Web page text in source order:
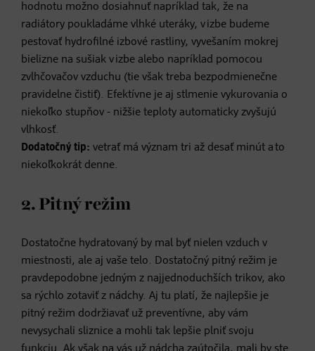
hodnotu možno dosiahnuť napríklad tak, že na
radiátory poukladáme vlhké uteráky, v izbe budeme
pestovať hydrofilné izbové rastliny, vyvešaním mokrej
bielizne na sušiak v izbe alebo napríklad pomocou
zvlhčovačov vzduchu (tie však treba bezpodmienečne
pravidelne čistiť). Efektívne je aj stlmenie vykurovania o
niekoľko stupňov - nižšie teploty automaticky zvyšujú
vlhkosť.
Dodatočný tip: vetrať má význam tri až desať minút a to
niekoľkokrát denne.
2. Pitný režim
Dostatočne hydratovaný by mal byť nielen vzduch v
miestnosti, ale aj vaše telo. Dostatočný pitný režim je
pravdepodobne jedným z najjednoduchších trikov, ako
sa rýchlo zotaviť z nádchy. Aj tu platí, že najlepšie je
pitný režim dodržiavať už preventívne, aby vám
nevysychali sliznice a mohli tak lepšie plniť svoju
funkciu. Ak však na vás už nádcha zaútočila, mali by ste